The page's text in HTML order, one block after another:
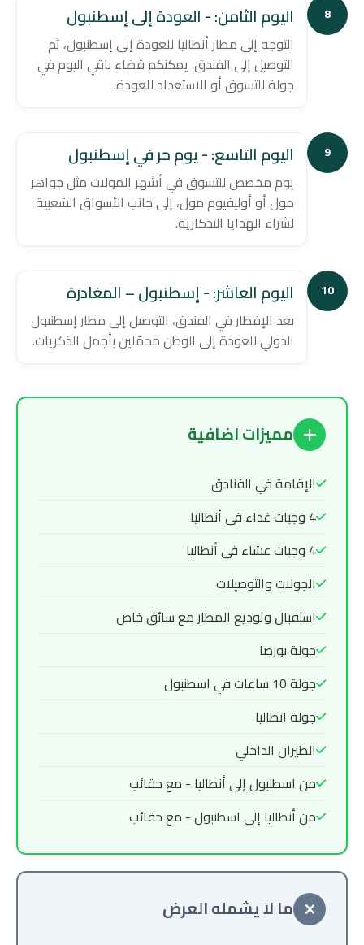
8 اليوم الثامن: - العودة إلى إسطنبول
التوجه إلى مطار أنطاليا للعودة إلى إسطنبول، ثم
التوصيل إلى الفندق. يمكنكم قضاء باقي اليوم في
جولة للتسوق أو الاستعداد للعودة.
9 اليوم التاسع: - يوم حر في إسطنبول
يوم مخصص للتسوق في أشهر المولات مثل جواهر
مول أو أوليفيوم مول، إلى جانب الأسواق الشعبية
لشراء الهدايا التذكارية.
10 اليوم العاشر: - إسطنبول – المغادرة
بعد الإفطار في الفندق، التوصيل إلى مطار إسطنبول
الدولي للعودة إلى الوطن محمّلين بأجمل الذكريات.
مميزات اضافية
الإقامة في الفنادق
4 وجبات غداء فى أنطاليا
4 وجبات عشاء فى أنطاليا
الجولات والتوصيلات
استقبال وتوديع المطار مع سائق خاص
جولة بورصا
جولة 10 ساعات في اسطنبول
جولة انطاليا
الطيران الداخلي
من اسطنبول إلى أنطاليا - مع حقائب
من أنطاليا إلى اسطنبول - مع حقائب
ما لا يشمله العرض